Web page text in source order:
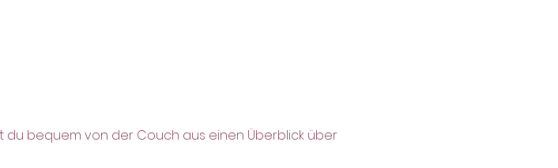
bequem von der Couch aus einen Überblick über